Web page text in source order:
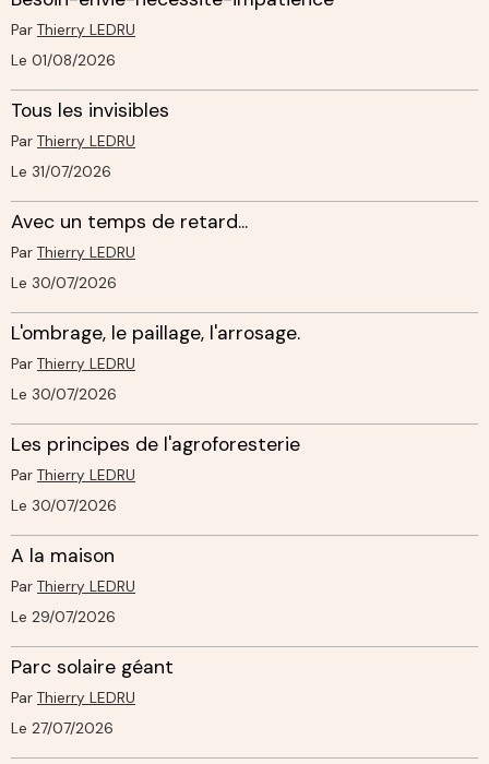
Par Thierry LEDRU
Le 01/08/2026
Tous les invisibles
Par Thierry LEDRU
Le 31/07/2026
Avec un temps de retard...
Par Thierry LEDRU
Le 30/07/2026
L'ombrage, le paillage, l'arrosage.
Par Thierry LEDRU
Le 30/07/2026
Les principes de l'agroforesterie
Par Thierry LEDRU
Le 30/07/2026
A la maison
Par Thierry LEDRU
Le 29/07/2026
Parc solaire géant
Par Thierry LEDRU
Le 27/07/2026